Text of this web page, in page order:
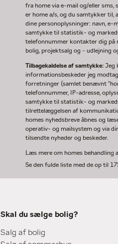
fra home via e-mail og/eller sms,
er home a/s, og du samtykker
dine personoplysninger: navn, e-
samtykke til statistik- og
telefonnummer kontakter dig på
bolig, projektsalg og - udlejning
Tilbagekaldelse af samtykke:Jeg
informationsbeskeder jeg
forretninger (samlet benævnt
telefonnummer, IP-adresse,
samtykke til statistik- og
tilrettelæggelsen af
homes nyhedsbreve åbnes og
operativ- og mailsystem og via
tilsendte nyheder og beskeder.
Læs mere om homes
Se den fulde liste med de op til
Skal du sælge bolig?
Salg af bolig